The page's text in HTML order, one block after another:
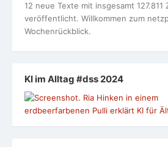
12 neue Texte mit insgesamt 127.811
veröffentlicht. Willkommen zum
Wochenrückblick.
KI im Alltag #dss 2024